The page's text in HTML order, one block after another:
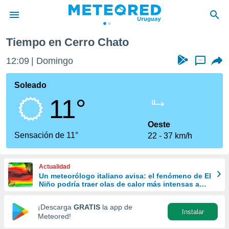
de
ha
calidad.
a este
las
y
forma
digital
basada
Tiempo en Cerro Chato
12:09 Domingo ...
Soleado
11°
Sensación de 11°
Oeste
22
37 km/h
Actualidad
Un meteorólogo italiano avisa: el fenómeno de El
Niño podría traer olas de calor más intensas a
¡Descarga GRATIS la app de
Meteored!
Instalar